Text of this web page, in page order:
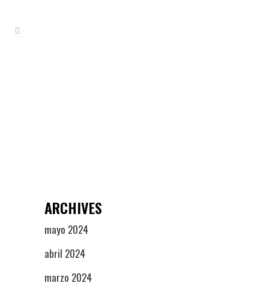
ARCHIVES
mayo 2024
abril 2024
marzo 2024